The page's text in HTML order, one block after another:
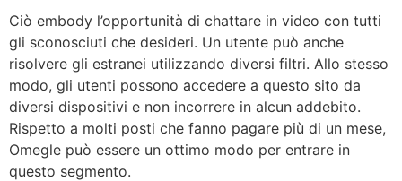
Ciò embody l’opportunità di chattare in video con tutti
gli sconosciuti che desideri. Un utente può anche
risolvere gli estranei utilizzando diversi filtri. Allo stesso
modo, gli utenti possono accedere a questo sito da
diversi dispositivi e non incorrere in alcun addebito.
Rispetto a molti posti che fanno pagare più di un mese,
Omegle può essere un ottimo modo per entrare in
questo segmento.